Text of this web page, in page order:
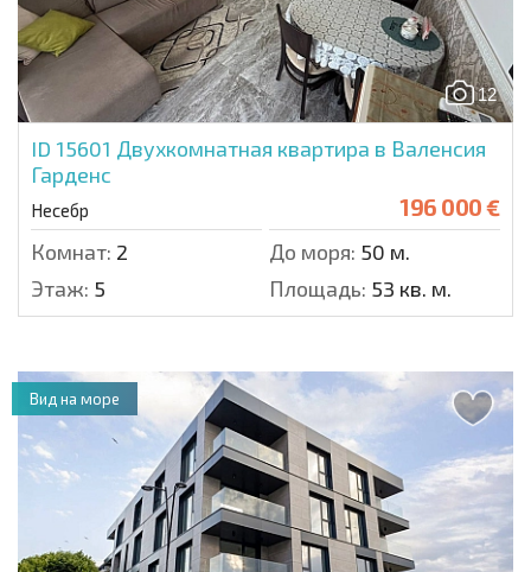
12
ID 15601 Двухкомнатная квартира в Валенсия
Гарденс
Несебр 196 000 €
Комнат: 2 До моря: 50 м.
Этаж: 5 Площадь: 53 кв. м.
Вид на море